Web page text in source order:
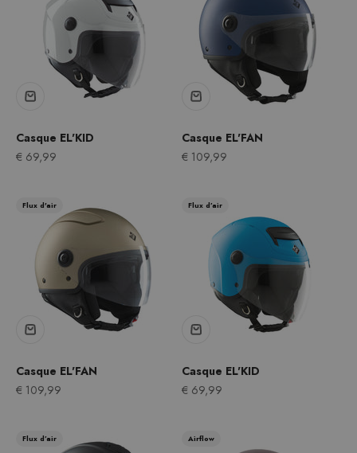
Casque EL'KID
Prix après remise
€ 69,99
Casque EL'FAN
Prix après remise
€ 109,99
Flux d'air
Casque EL'FAN
Prix après remise
€ 109,99
Flux d’air
Casque EL'KID
Prix après remise
€ 69,99
Flux d’air Airflow